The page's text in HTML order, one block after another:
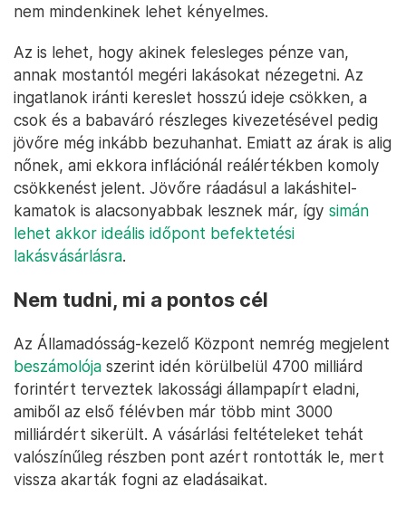
nem mindenkinek lehet kényelmes.
Az is lehet, hogy akinek felesleges pénze van,
annak mostantól megéri lakásokat nézegetni. Az
ingatlanok iránti kereslet hosszú ideje csökken, a
csok és a babaváró részleges kivezetésével pedig
jövőre még inkább bezuhanhat. Emiatt az árak is alig
nőnek, ami ekkora inflációnál reálértékben komoly
csökkenést jelent. Jövőre ráadásul a lakáshitel-
kamatok is alacsonyabbak lesznek már, így simán
lehet akkor ideális időpont befektetési
lakásvásárlásra.
Nem tudni, mi a pontos cél
Az Államadósság-kezelő Központ nemrég megjelent
beszámolója szerint idén körülbelül 4700 milliárd
forintért terveztek lakossági állampapírt eladni,
amiből az első félévben már több mint 3000
milliárdért sikerült. A vásárlási feltételeket tehát
valószínűleg részben pont azért rontották le, mert
vissza akarták fogni az eladásaikat.